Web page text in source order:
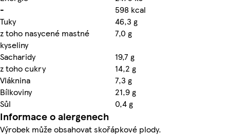
-
598 kcal
Tuky
46,3 g
z toho nasycené mastné
kyseliny
7,0 g
Sacharidy
19,7 g
z toho cukry
14,2 g
Vláknina
7,3 g
Bílkoviny
21,9 g
Sůl
0,4 g
Informace o alergenech
Výrobek může obsahovat skořápkové plody.